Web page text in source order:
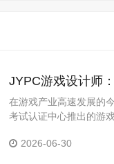
JYPC游戏设计师
在游戏产业高速发展的
考试认证中心推出的游
2026-06-30